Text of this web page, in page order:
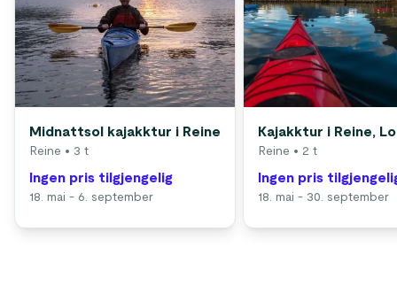
Midnattsol kajakktur i Reine
Reine • 3 t
Ingen pris tilgjengelig
18. mai - 6. september
Kajakktur i Reine,
Reine • 2 t
Ingen pris
18. mai - 30. september